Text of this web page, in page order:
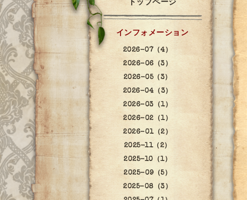
トップページ
インフォメーション
2026-07（4）
2026-06（3）
2026-05（3）
2026-04（3）
2026-03（1）
2026-02（1）
2026-01（2）
2025-11（2）
2025-10（1）
2025-09（5）
2025-08（3）